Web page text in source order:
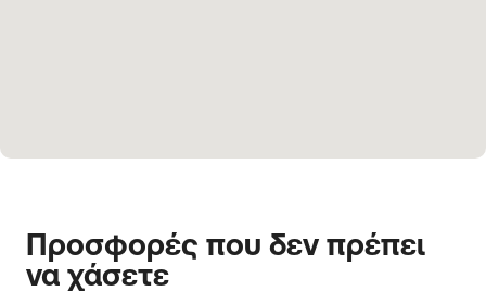
Προσφορές που δεν πρέπει
να χάσετε